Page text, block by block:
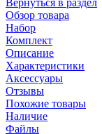
Вернуться в раздел
Обзор товара
Набор
Комплект
Описание
Характеристики
Аксессуары
Отзывы
Похожие товары
Наличие
Файлы